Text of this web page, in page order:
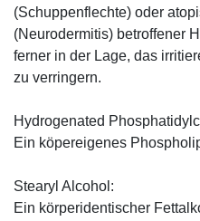
(Schuppenflechte) oder
(Neurodermitis) betroffener
ferner in der Lage, das
zu verringern.
Hydrogenated
Ein köpereigenes
Stearyl Alcohol:
Ein körperidentischer